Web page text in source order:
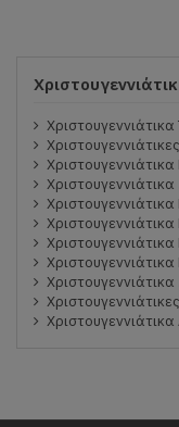
Χριστουγεννιάτικα
Χριστουγεννιάτικα